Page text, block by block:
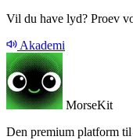
Vil du have lyd? Proev
Akademi
MorseKit
Den premium platform til